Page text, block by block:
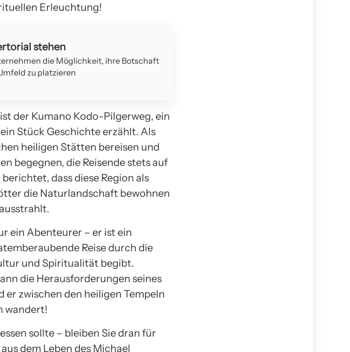
Erleuchtung!
stehen
die Möglichkeit, ihre Botschaft
zu platzieren
der Kumano Kodo-Pilgerweg, ein
Stück Geschichte erzählt. Als
heiligen Stätten bereisen und
begegnen, die Reisende stets auf
berichtet, dass diese Region als
die Naturlandschaft bewohnen
ein Abenteurer – er ist ein
Reise durch die
und Spiritualität begibt.
die Herausforderungen seines
er zwischen den heiligen Tempeln
wandert!
sollte – bleiben Sie dran für
dem Leben des Michael